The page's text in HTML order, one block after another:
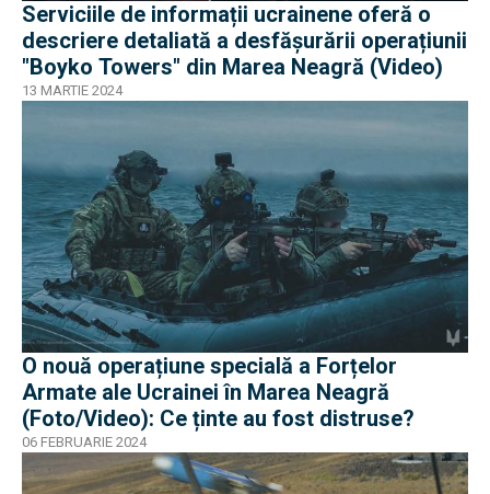
Serviciile de informații ucrainene oferă o
descriere detaliată a desfășurării operațiunii
"Boyko Towers" din Marea Neagră (Video)
13 MARTIE 2024
O nouă operațiune specială a Forțelor
Armate ale Ucrainei în Marea Neagră
(Foto/Video): Ce ținte au fost distruse?
06 FEBRUARIE 2024